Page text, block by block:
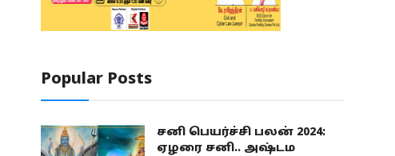
Popular Posts
சனி பெயர்ச்சி பலன் 2024:
ஏழரை சனி.. அஷ்டம